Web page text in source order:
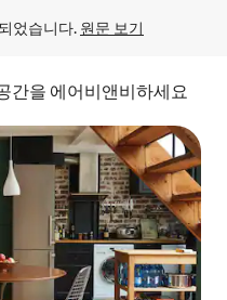
었습니다. 원문 보기
간을 에어비앤비하세요